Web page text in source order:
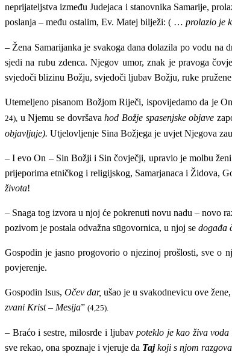
neprijateljstva između Judejaca i stanovnika Samarije,
poslanja – među ostalim, Ev. Matej bilježi: ( … prolazio je
– Žena Samarijanka je svakoga dana dolazila po vodu na
sjedi na rubu zdenca.Njegov umor, znak je pravoga
svjedoči blizinu Božju, svjedoči ljubav Božju, ruke
Utemeljeno pisanom Božjom Riječi, ispovijedamo da je
24), u Njemu se dovršavahod Božje spasenjske objave
objavljuje). Utjelovljenje Sina Božjega je uvjet Njegova
– I evo On – Sin Božji i Sin čovječji, upravio je molbu ženi
prijeporima etničkog i religijskog, Samarjanaca i Židova,
života!
– Snaga tog izvora u njoj će pokrenuti novu nadu – novo
pozivom je postala odvažna sūgovornica, u njoj se događa
Gospodin je jasno progovorio o njezinoj prošlosti, sve
povjerenje.
Gospodin Isus, Očev dar, ušao je u svakodnevicu ove
zvani Krist – Mesija” (4,25).
– Braćo i sestre, milosrđe i ljubavpoteklo je kao živa voda
sve rekao, ona spoznaje i vjeruje da Tajkoji s njom